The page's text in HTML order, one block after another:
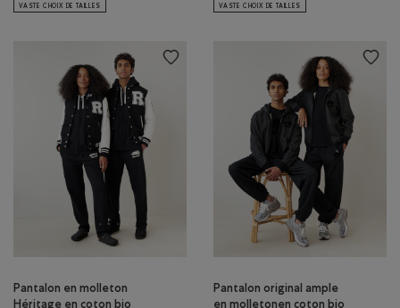
VASTE CHOIX DE TAILLES VASTE CHOIX DE TAILLES
Pantalon en molleton
Héritage en coton bio
Pantalon original ample
en molletonen coton bio